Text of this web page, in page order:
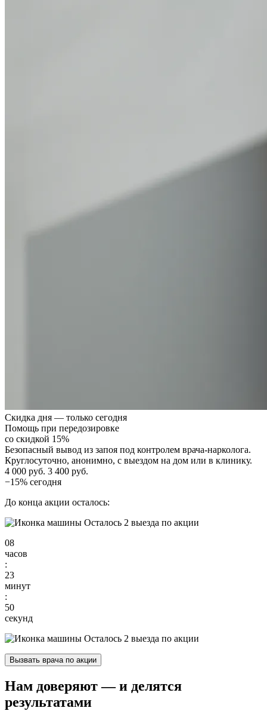
Скидка дня — только сегодня
Помощь при передозировке
со скидкой 15%
Безопасный вывод из запоя под контролем врача-нарколога.
Круглосуточно, анонимно, с выездом на дом или в клинику.
4 000 руб. 3 400 руб.
−15% сегодня
До конца акции осталось:
Осталось 2 выезда по акции
08
часов
:
23
минут
:
49
секунд
Осталось 2 выезда по акции
Вызвать врача по акции
Нам доверяют— и делятся
результатами